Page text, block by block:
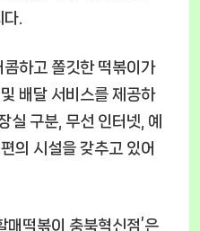
.
하고 쫄깃한 떡볶이가
배달 서비스를 제공하
실 구분, 무선 인터넷, 예
의 시설을 갖추고 있어
매떡볶이 충북혁신점’은